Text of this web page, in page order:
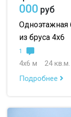
000 руб
Одноэтажная
из бруса 4х6
1
4х6 м
24 кв.м.
Подробнее